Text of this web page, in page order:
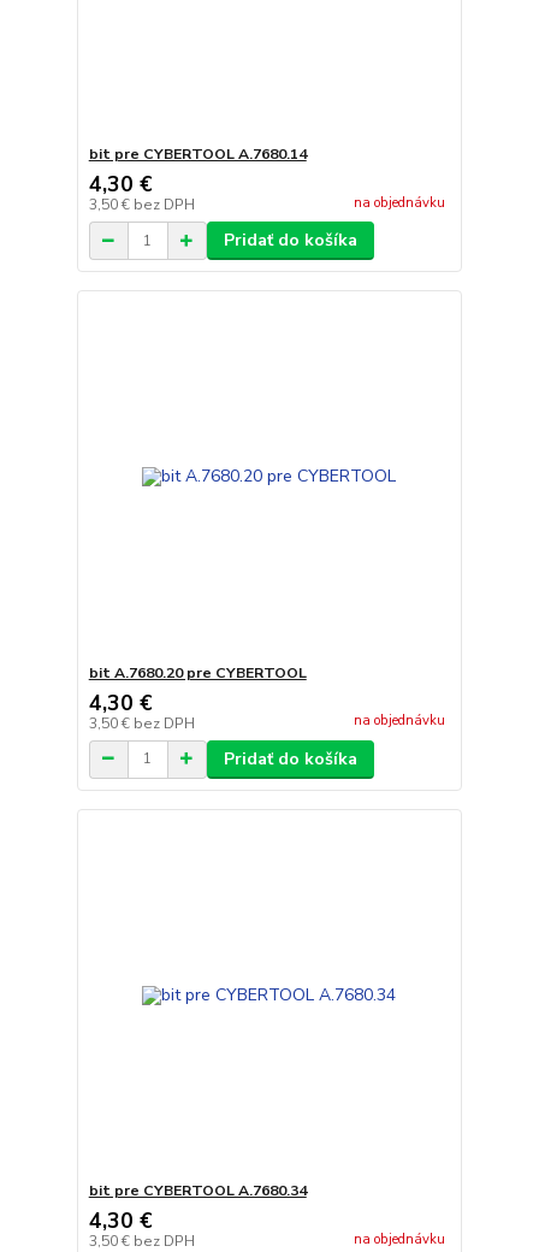
bit pre CYBERTOOL A.7680.14
4,30 €
3,50 € bez DPH na objednávku
Pridať do košíka
bit A.7680.20 pre CYBERTOOL
4,30 €
3,50 € bez DPH na objednávku
Pridať do košíka
bit pre CYBERTOOL A.7680.34
4,30 €
3,50 € bez DPH na objednávku